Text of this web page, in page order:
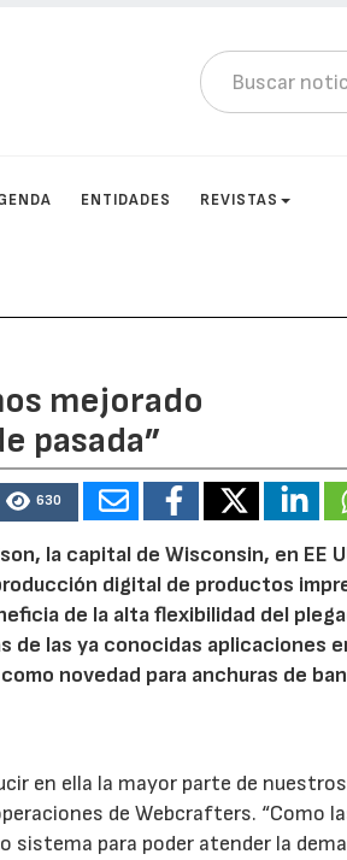
ENTIDADES REVISTAS
mejorado
pasada”
630
la capital de Wisconsin, en EE
digital de productos
de la alta flexibilidad del
de las ya conocidas aplicaciones
novedad para anchuras de
en ella la mayor parte de
de Webcrafters. “Como
sistema para poder atender la